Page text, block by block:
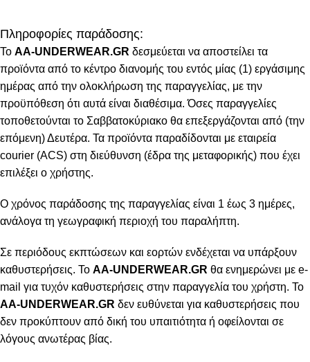
Πληροφορίες παράδοσης:
To AA-UNDERWEAR.GR δεσμεύεται να αποστείλει τα
προϊόντα από το κέντρο διανομής του εντός μίας (1) εργάσιμης
ημέρας από την ολοκλήρωση της παραγγελίας, με την
προϋπόθεση ότι αυτά είναι διαθέσιμα. Όσες παραγγελίες
τοποθετούνται το Σαββατοκύριακο θα επεξεργάζονται από (την
επόμενη) Δευτέρα. Τα προϊόντα παραδίδονται με εταιρεία
courier (ACS) στη διεύθυνση (έδρα της μεταφορικής) που έχει
επιλέξει ο χρήστης.
Ο χρόνος παράδοσης της παραγγελίας είναι 1 έως 3 ημέρες,
ανάλογα τη γεωγραφική περιοχή του παραλήπτη.
Σε περιόδους εκπτώσεων και εορτών ενδέχεται να υπάρξουν
καθυστερήσεις. Το AA-UNDERWEAR.GR θα ενημερώνει με e-
mail για τυχόν καθυστερήσεις στην παραγγελία του χρήστη. Το
AA-UNDERWEAR.GR δεν ευθύνεται για καθυστερήσεις που
δεν προκύπτουν από δική του υπαιτιότητα ή οφείλονται σε
λόγους ανωτέρας βίας.